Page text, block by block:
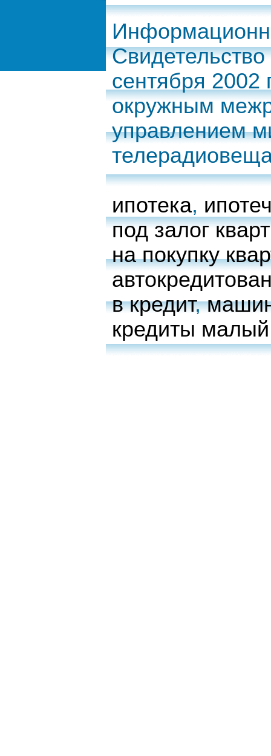
сентября
окружным
управлением
ипотека,
под залог
на покупку
в кредит,
кредиты